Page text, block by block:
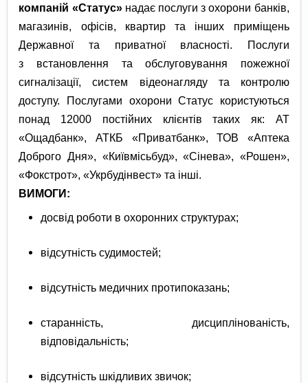
компаній «Статус»надає послуги з охорони банків,
магазинів, офісів, квартир та інших приміщень
Державної та приватної власності. Послуги
з встановлення та обслуговування пожежної
сигналізації, систем відеонагляду та контролю
доступу. Послугами охорони Статус користуються
понад 12000 постійних клієнтів таких як: АТ
«Ощадбанк», АТКБ «Приватбанк», ТОВ «Аптека
Доброго Дня», «Київмісьбуд», «Сінева», «Рошен»,
«Фокстрот», «Укрбудінвест» та інші.
ВИМОГИ:
досвід роботи в охоронних структурах;
відсутність судимостей;
відсутність медичних протипоказань;
старанність, дисциплінованість,
відповідальність;
відсутність шкідливих звичок;